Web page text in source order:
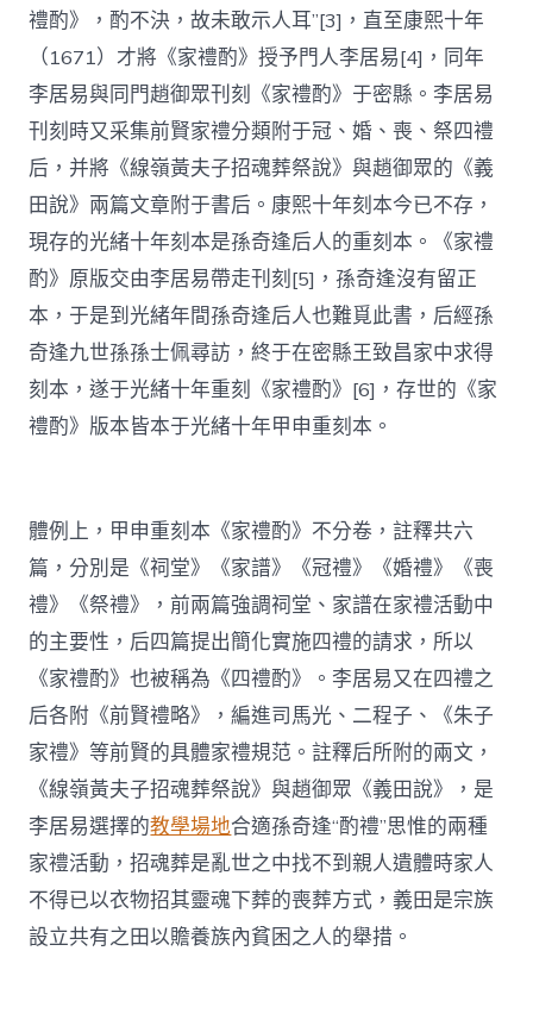
禮酌》，酌不決，故未敢示人耳”[3]，直至康熙十年
（1671）才將《家禮酌》授予門人李居易[4]，同年
李居易與同門趙御眾刊刻《家禮酌》于密縣。李居易
刊刻時又采集前賢家禮分類附于冠、婚、喪、祭四禮
后，并將《線嶺黃夫子招魂葬祭說》與趙御眾的《義
田說》兩篇文章附于書后。康熙十年刻本今已不存，
現存的光緒十年刻本是孫奇逢后人的重刻本。《家禮
酌》原版交由李居易帶走刊刻[5]，孫奇逢沒有留正
本，于是到光緒年間孫奇逢后人也難覓此書，后經孫
奇逢九世孫孫士佩尋訪，終于在密縣王致昌家中求得
刻本，遂于光緒十年重刻《家禮酌》[6]，存世的《家
禮酌》版本皆本于光緒十年甲申重刻本。
體例上，甲申重刻本《家禮酌》不分卷，註釋共六
篇，分別是《祠堂》《家譜》《冠禮》《婚禮》《喪
禮》《祭禮》，前兩篇強調祠堂、家譜在家禮活動中
的主要性，后四篇提出簡化實施四禮的請求，所以
《家禮酌》也被稱為《四禮酌》。李居易又在四禮之
后各附《前賢禮略》，編進司馬光、二程子、《朱子
家禮》等前賢的具體家禮規范。註釋后所附的兩文，
《線嶺黃夫子招魂葬祭說》與趙御眾《義田說》，是
李居易選擇的教學場地合適孫奇逢“酌禮”思惟的兩種
家禮活動，招魂葬是亂世之中找不到親人遺體時家人
不得已以衣物招其靈魂下葬的喪葬方式，義田是宗族
設立共有之田以贍養族內貧困之人的舉措。